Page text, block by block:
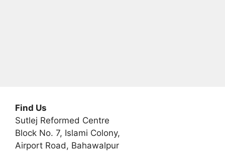
Find Us
Sutlej Reformed Centre
Block No. 7, Islami Colony,
Airport Road, Bahawalpur